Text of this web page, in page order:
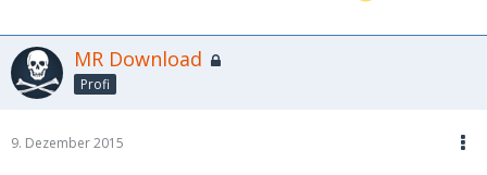
MR Download
Profi
9. Dezember 2015